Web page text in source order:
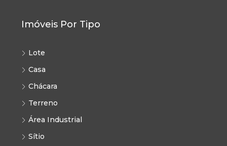
Imóveis Por Tipo
Lote
Casa
Chácara
Terreno
Área Industrial
Sítio